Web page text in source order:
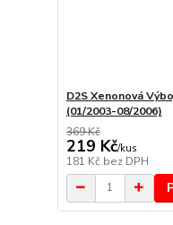
D2S Xenonová
(01/2003-08/2006)
369 Kč
219 Kč/kus
181 Kč bez DPH